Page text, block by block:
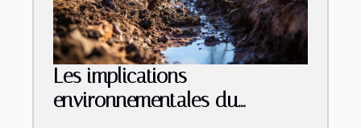
Les implications
environnementales du